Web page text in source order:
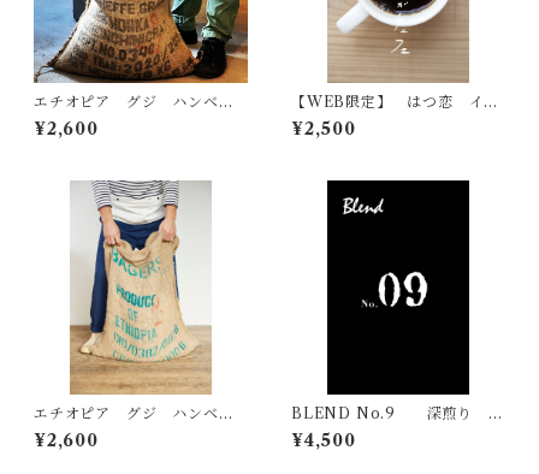
エチオピア グジ ハンベ
ラ 【ウォッシュド】 浅煎
り 200g
¥2,600
【WEB限定】 はつ恋 イル
ガチェフェ 浅煎り 200g
¥2,500
エチオピア グジ ハンベラ
《ナチュラル》浅煎り 200g
¥2,600
BLEND No.9 深煎り 5
00g
¥4,500